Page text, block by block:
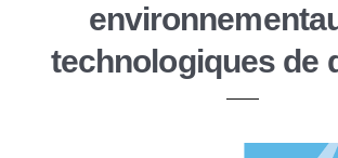
technologiques de